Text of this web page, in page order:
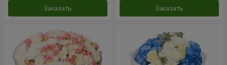
Заказать Заказать